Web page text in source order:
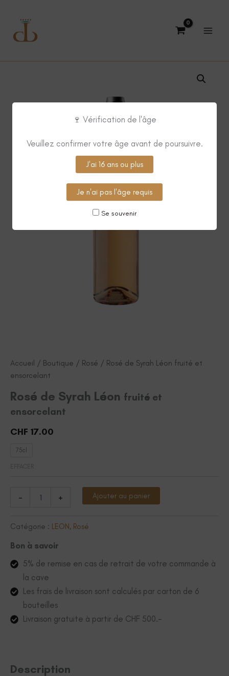
contenu
Accueil / Boutique / Rosé / Rosé de Syrah Léon fruité et
ensorcelant
Rosé de Syrah Léon fruité et
ensorcelant
CHF 17.00
75cl
-
de
Léon
et
ensorcelant
+ Ajouter au panier
Catégorie : LEON, Rosé
Bon à savoir
5% de remise en cas de retrait de votre commande à
la cave
Les frais de livraison sont calculés par carton de 6
bouteilles
Livraison gratuite à partir de CHF 500.-
Description
🍷 Vérification de l'âge
Veuillez confirmer votre âge avant de poursuivre.
J'ai 16 ans ou plus
Je n'ai pas l'âge requis
Se souvenir